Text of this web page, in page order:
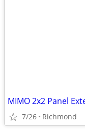
7/26 Richmond